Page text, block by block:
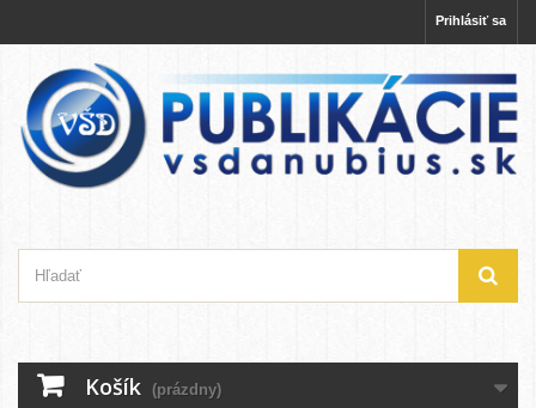
Prihlásiť sa
Košík (prázdny)